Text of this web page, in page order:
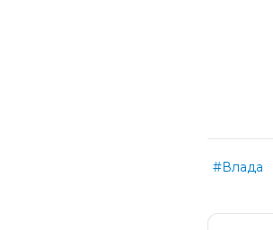
#Влада